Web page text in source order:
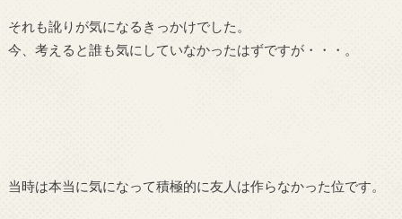
それも訛りが気になるきっかけでした。
今、考えると誰も気にしていなかったはずですが・・・。
当時は本当に気になって積極的に友人は作らなかった位です。